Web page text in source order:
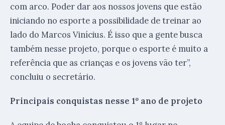
com arco. Poder dar aos nossos jovens que estão
iniciando no esporte a possibilidade de treinar ao
lado do Marcos Vinícius. É isso que a gente busca
também nesse projeto, porque o esporte é muito a
referência que as crianças e os jovens vão ter”,
concluiu o secretário.
Principais conquistas nesse 1º ano de projeto